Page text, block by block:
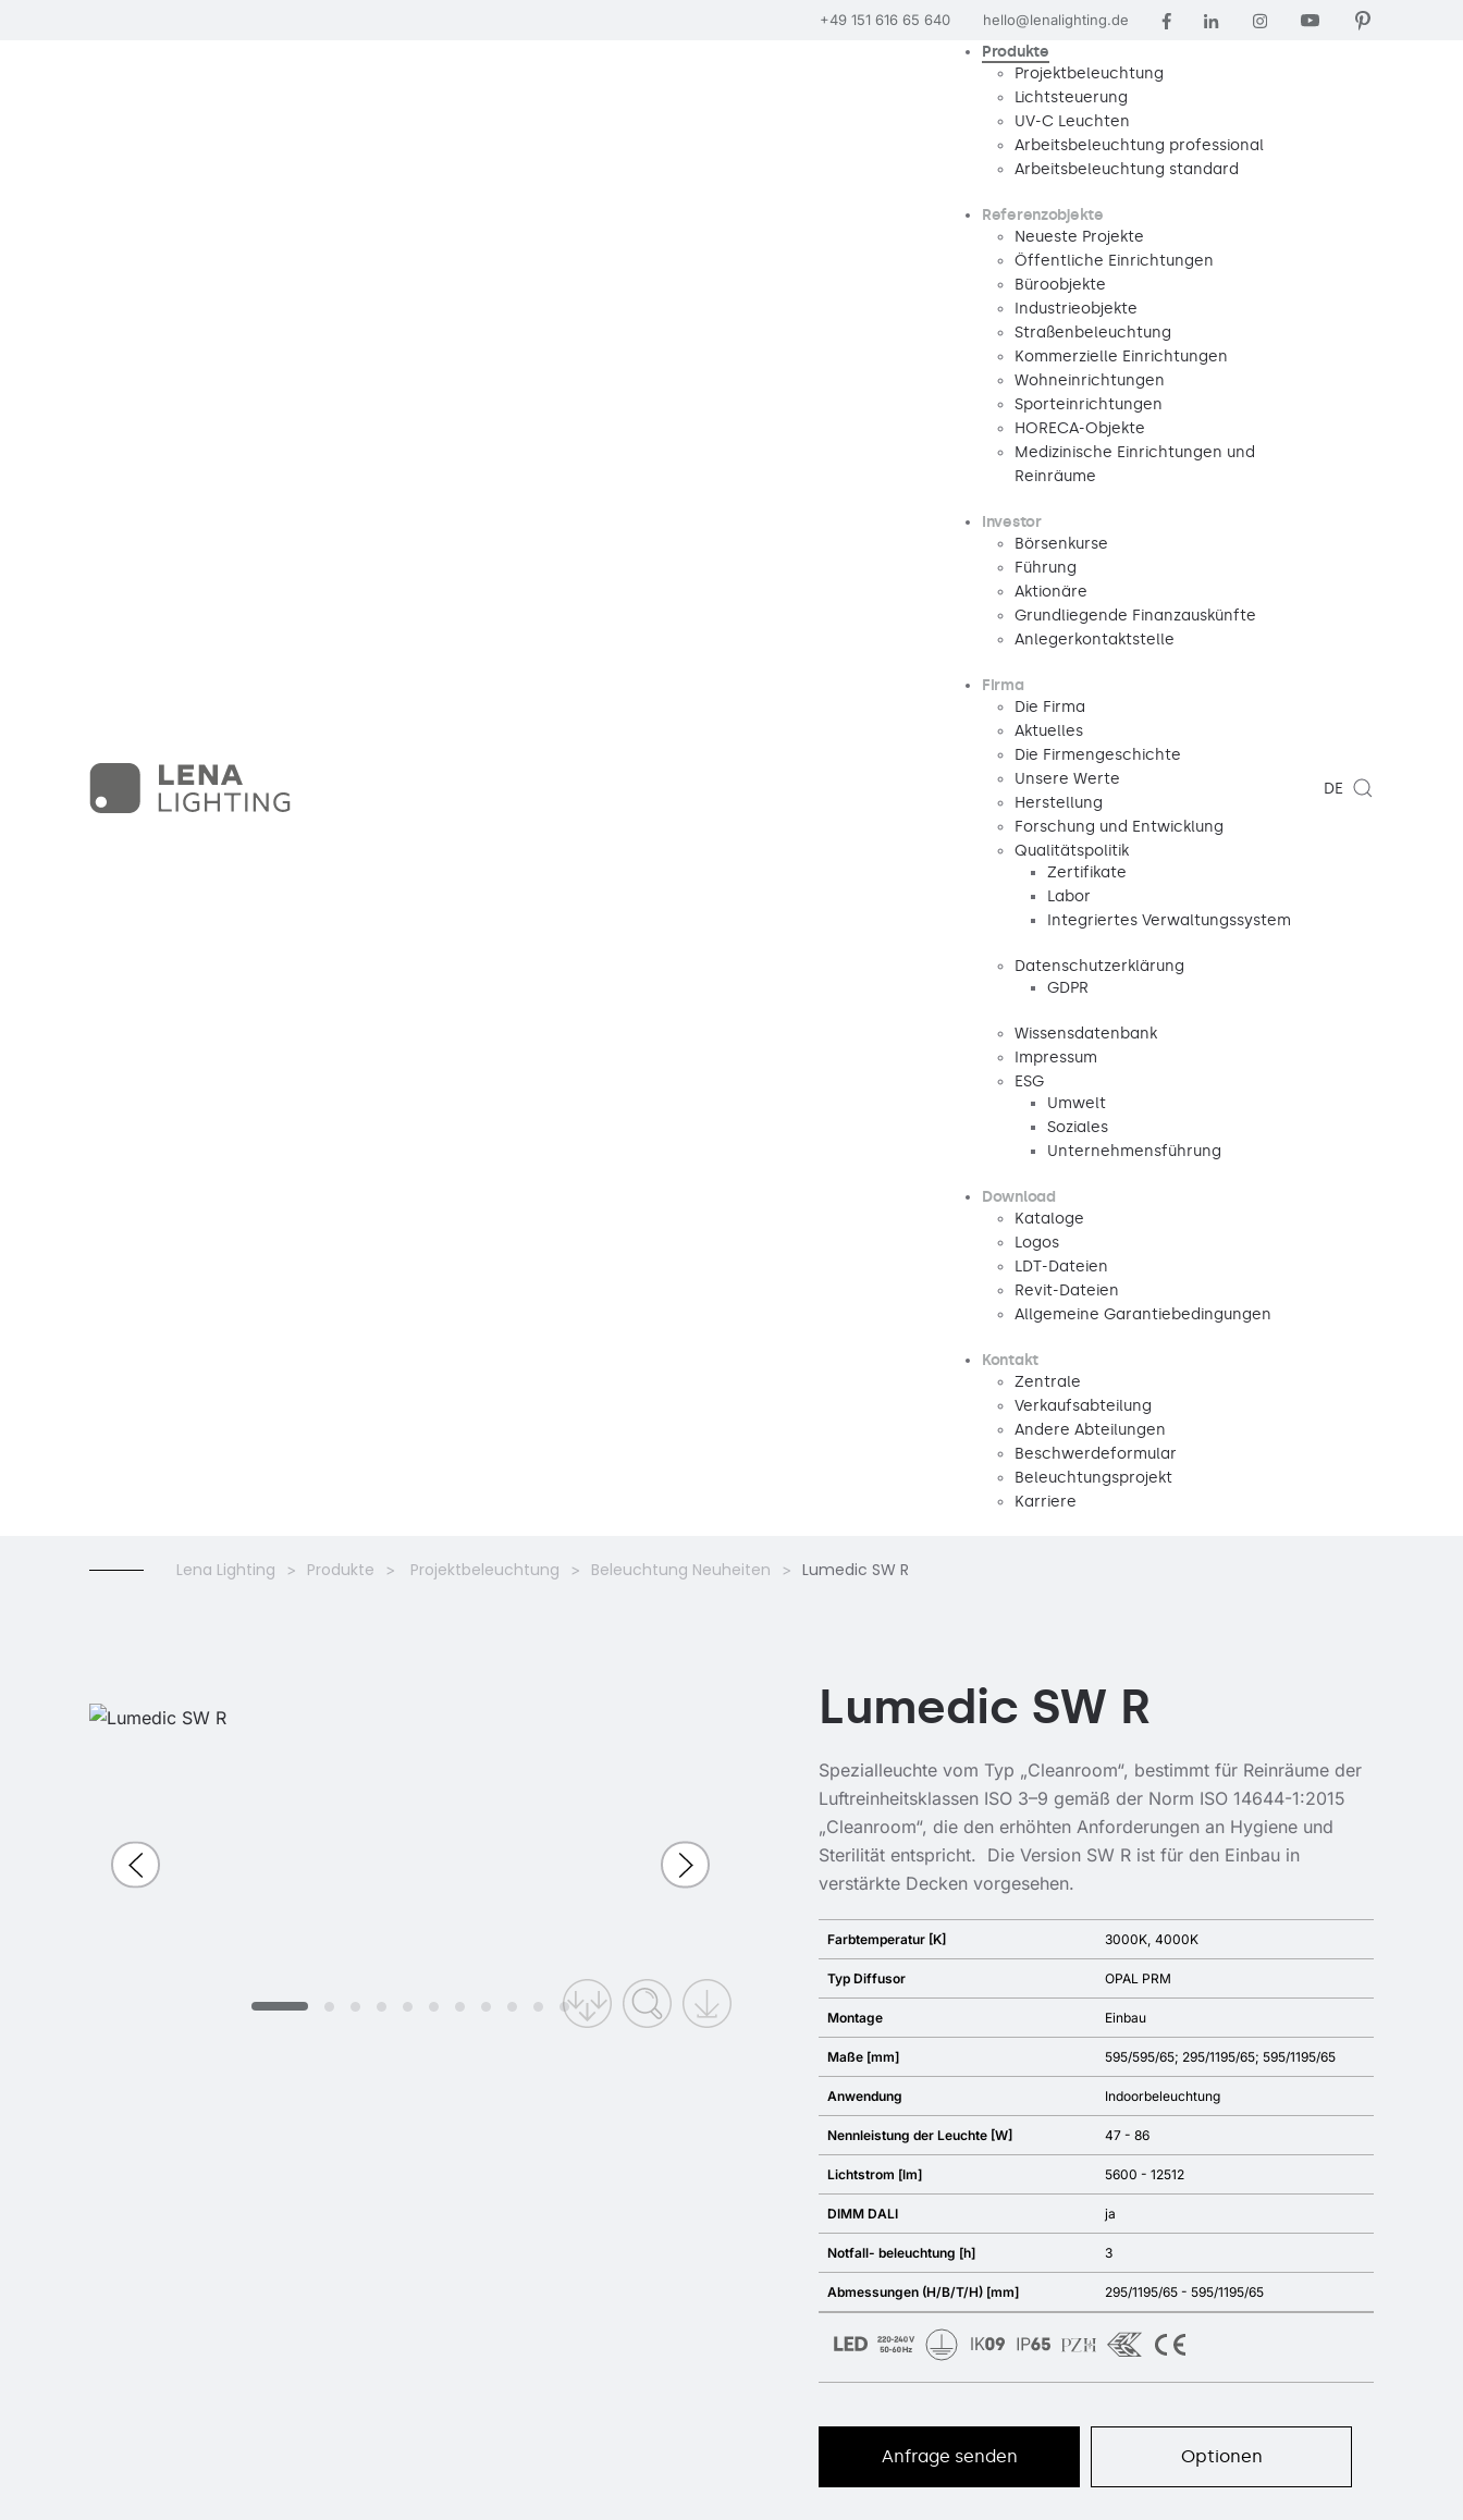
+49 151 616 65 640 hello@lenalighting.de
Produkte
Projektbeleuchtung
Lichtsteuerung
UV-C Leuchten
Arbeitsbeleuchtung professional
Arbeitsbeleuchtung standard
Referenzobjekte
Neueste Projekte
Öffentliche Einrichtungen
Büroobjekte
Industrieobjekte
Straßenbeleuchtung
Kommerzielle Einrichtungen
Wohneinrichtungen
Sporteinrichtungen
HORECA-Objekte
Medizinische Einrichtungen und
Reinräume
Investor
Börsenkurse
Führung
Aktionäre
Grundliegende Finanzauskünfte
Anlegerkontaktstelle
Firma
Die Firma
Aktuelles
Die Firmengeschichte
Unsere Werte
Herstellung
Forschung und Entwicklung
Qualitätspolitik
Zertifikate
Labor
Integriertes Verwaltungssystem
Datenschutzerklärung
GDPR
Wissensdatenbank
Impressum
ESG
Umwelt
Soziales
Unternehmensführung
Download
Kataloge
Logos
LDT-Dateien
Revit-Dateien
Allgemeine Garantiebedingungen
Kontakt
Zentrale
Verkaufsabteilung
Andere Abteilungen
Beschwerdeformular
Beleuchtungsprojekt
Karriere
DE
Lena Lighting Produkte Projektbeleuchtung Beleuchtung Neuheiten Lumedic SW R
Lumedic SW R
Spezialleuchte vom Typ „Cleanroom“, bestimmt für Reinräume der
Luftreinheitsklassen ISO 3–9 gemäß der Norm ISO 14644-1:2015
„Cleanroom“, die den erhöhten Anforderungen an Hygiene und
Sterilität entspricht. Die Version SW R ist für den Einbau in
verstärkte Decken vorgesehen.
Farbtemperatur [K] 3000K 4000K
Typ Diffusor OPAL PRM
Montage Einbau
Maße [mm] 595/595/65; 295/1195/65; 595/1195/65
Anwendung Indoorbeleuchtung
Nennleistung der Leuchte [W] 47 - 86
Lichtstrom [lm] 5600 - 12512
DIMM DALI ja
Notfall- beleuchtung [h] 3
Abmessungen (H/B/T/H) [mm] 295/1195/65 - 595/1195/65
Anfrage senden Optionen